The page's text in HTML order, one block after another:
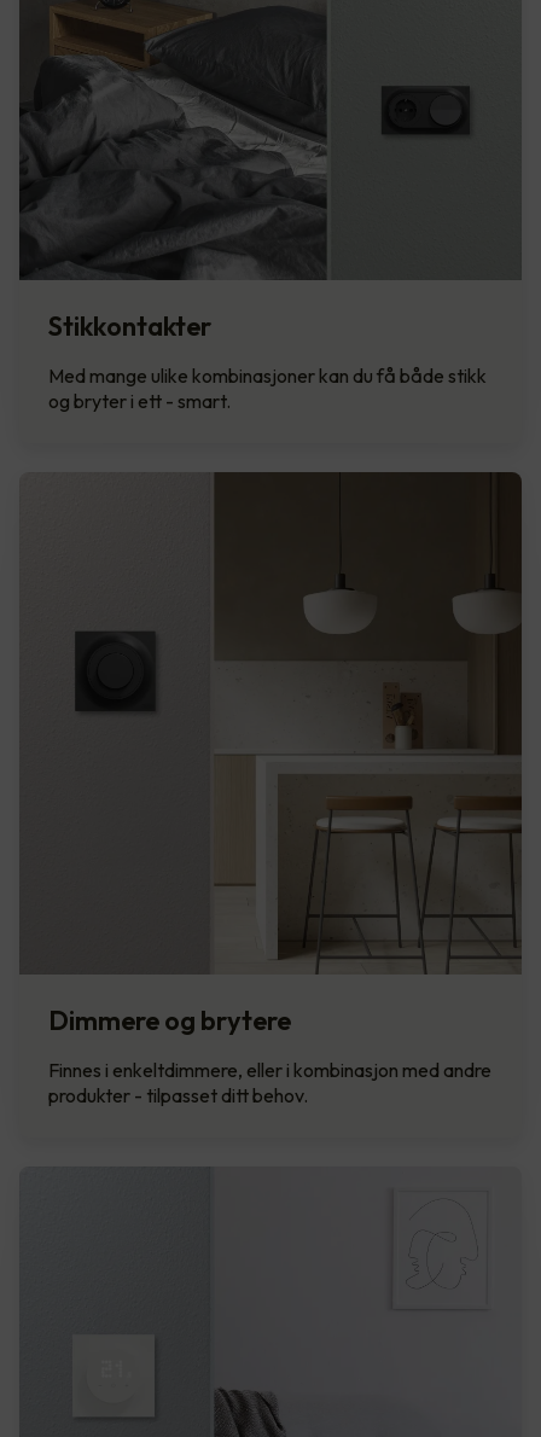
Stikkontakter
Med mange ulike kombinasjoner kan du få både stikk
og bryter i ett - smart.
Dimmere og brytere
Finnes i enkeltdimmere, eller i kombinasjon med andre
produkter - tilpasset ditt behov.